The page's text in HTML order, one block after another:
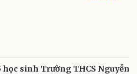
học sinh Trường THCS Nguyễn